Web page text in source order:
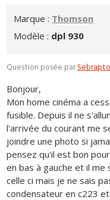
Marque : Thomson
Modèle : dpl 930
Question posée par
Bonjour,
Mon home cinéma a
fusible. Depuis il ne
l'arrivée du courant me
joindre une photo si
pensez qu'il est bon
en bas à gauche et il
celle ci mais je ne sais
condensateur en c223